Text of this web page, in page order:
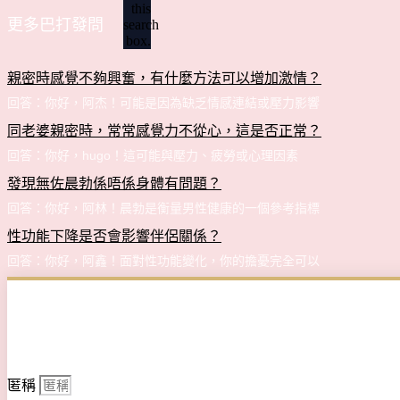
this
search
box.
更多巴打發問
親密時感覺不夠興奮，有什麼方法可以增加激情？
回答：你好，阿杰！可能是因為缺乏情感連結或壓力影響
同老婆親密時，常常感覺力不從心，這是否正常？
回答：你好，hugo！這可能與壓力、疲勞或心理因素
發現無佐晨勃係唔係身體有問題？
回答：你好，阿林！晨勃是衡量男性健康的一個參考指標
性功能下降是否會影響伴侶關係？
回答：你好，阿鑫！面對性功能變化，你的擔憂完全可以
匿稱